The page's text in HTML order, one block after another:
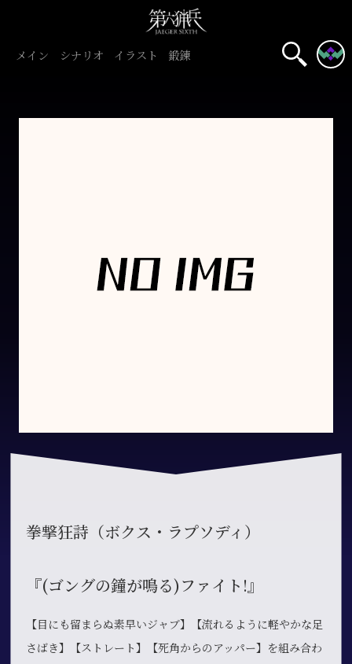
メイン シナリオ イラスト 鍛錬
拳撃狂詩（ボクス・ラプソディ）
『(ゴングの鐘が鳴る)ファイト!』
【目にも留まらぬ素早いジャブ】【流れるように軽やかな足
さばき】【ストレート】【死角からのアッパー】を組み合わ